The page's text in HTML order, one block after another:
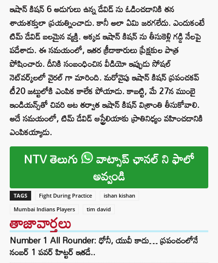
ఇషాన్ కిషన్ 6 అడుగులు ఉన్న డేవిడ్ ను ఓడించడానికి తన
శాయశక్తులా ప్రయత్నించాడు. కానీ అలా ఏమి జరగలేదు. ఎందుకంటే
టిమ్ డేవిడ్ బలమైన వ్యక్తి. అక్కడ ఇషాన్ కిషన్ ను తీసుకెళ్లి గడ్డి నేలపై
పడేశాడు. ఈ సమయంలో, ఇతర క్రీడాకారులు ప్రేక్షకుల పాత్ర
పోషించారు. దీనికి సంబంధించిన వీడియో ఇప్పుడు సోషల్
నెట్‌వర్క్‌లలో వైరల్ గా మారింది. మరోవైపు ఇషాన్ కిషన్ ప్రపంచకప్
టీ20 జట్టులోకి ఎంపిక కాలేక పోయాడు. కాబట్టి, మే 27న ముంబై
ఇండియన్స్‌తో చివరి ఆట తర్వాత ఇషాన్ కిషన్ విశ్రాంతి తీసుకోవాలి.
అదే సమయంలో, టిమ్ డేవిడ్ ఆస్ట్రేలియాకు ప్రాతినిధ్యం వహించడానికి
ఎంపికయ్యాడు.
NTV తెలుగు వాట్సాప్ ఛానల్ ని ఫాలో
అవ్వండి
TAGS Fight During Practice
ishan kishan
Mumbai Indians Players
tim david
తాజావార్తలు
Number 1 All Rounder: ధోనీ, యువీ కాదు… ప్రపంచంలోనే
నంబర్ 1 పవర్ హిట్టర్ ఇతడే..